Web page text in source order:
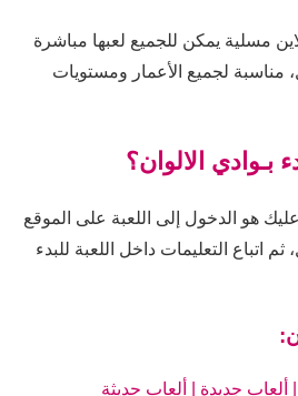
مسلية يمكن للجميع لعبها مباشرة
مناسبة لجميع الأعمار ومستويات
بـوادي الالوان؟
هو الدخول إلى اللعبة على الموقع
اتباع التعليمات داخل اللعبة للبدء
ألعاب جديدة ألعاب حديثة